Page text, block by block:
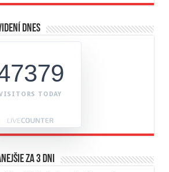
dnes
TODAY
za 3 dni